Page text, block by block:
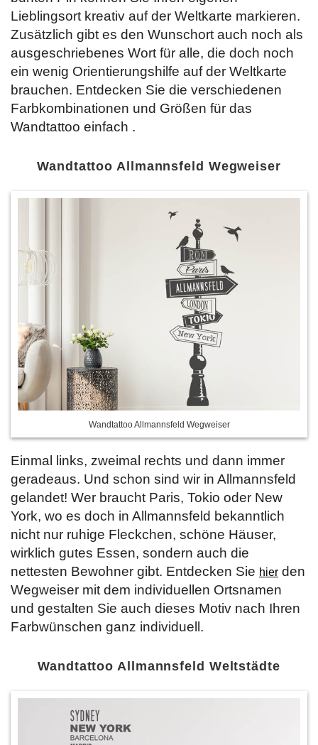
Lieblingsort kreativ auf der Weltkarte markieren.
Zusätzlich gibt es den Wunschort auch noch als
ausgeschriebenes Wort für alle, die doch noch
ein wenig Orientierungshilfe auf der Weltkarte
brauchen. Entdecken Sie die verschiedenen
Farbkombinationen und Größen für das
Wandtattoo einfach .
Wandtattoo Allmannsfeld Wegweiser
Wandtattoo Allmannsfeld Wegweiser
Einmal links, zweimal rechts und dann immer
geradeaus. Und schon sind wir in Allmannsfeld
gelandet! Wer braucht Paris, Tokio oder New
York, wo es doch in Allmannsfeld bekanntlich
nicht nur ruhige Fleckchen, schöne Häuser,
wirklich gutes Essen, sondern auch die
nettesten Bewohner gibt. Entdecken Sie hier den
Wegweiser mit dem individuellen Ortsnamen
und gestalten Sie auch dieses Motiv nach Ihren
Farbwünschen ganz individuell.
Wandtattoo Allmannsfeld Weltstädte